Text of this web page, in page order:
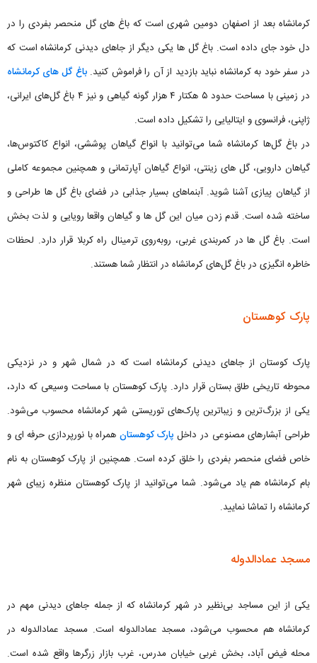
کرمانشاه بعد از اصفهان دومین شهری است که باغ های گل منحصر بفردی را در
دل خود جای داده است. باغ گل ها یکی دیگر از جاهای دیدنی کرمانشاه است که
در سفر خود به کرمانشاه نباید بازدید از آن را فراموش کنید.باغ گل های کرمانشاه
در زمینی با مساحت حدود ۵ هکتار ۴ هزار گونه گیاهی و نیز ۴ باغ گل‌های ایرانی،
ژاپنی، فرانسوی و ایتالیایی را تشکیل داده است.
در باغ گل‌ها کرمانشاه شما می‌توانید با انواع گیاهان پوششی، انواع کاکتوس‌ها،
گیاهان دارویی، گل های زینتی، انواع گیاهان آپارتمانی و همچنین مجموعه کاملی
از گیاهان پیازی آشنا شوید. آبنماهای بسیار جذابی در فضای باغ گل ها طراحی و
ساخته شده است. قدم زدن میان این گل ها و گیاهان واقعا رویایی و لذت بخش
است. باغ گل ها در کمربندی غربی، روبه‌روی ترمینال راه کربلا قرار دارد. لحظات
خاطره انگیزی در باغ گل‌های کرمانشاه در انتظار شما هستند.
پارک کوهستان
پارک کوستان از جاهای دیدنی کرمانشاه است که در شمال شهر و در نزدیکی
محوطه تاریخی طاق بستان قرار دارد. پارک کوهستان با مساحت وسیعی که دارد،
یکی از بزرگ‌ترین و زیباترین پارک‌های توریستی شهر کرمانشاه محسوب می‌شود.
طراحی آبشارهای مصنوعی در داخل پارک کوهستان همراه با نورپردازی حرفه ای و
خاص فضای منحصر بفردی را خلق کرده است. همچنین از پارک کوهستان به نام
بام کرمانشاه هم یاد می‌شود. شما می‌توانید از پارک کوهستان منظره زیبای شهر
کرمانشاه را تماشا نمایید.
مسجد عمادالدوله
یکی از این مساجد بی‌نظیر در شهر کرمانشاه که از جمله جاهای دیدنی مهم در
کرمانشاه هم محسوب می‌شود، مسجد عمادالدوله است. مسجد عمادالدوله در
محله فیض آباد، بخش غربی خیابان مدرس، غرب بازار زرگرها واقع شده است.